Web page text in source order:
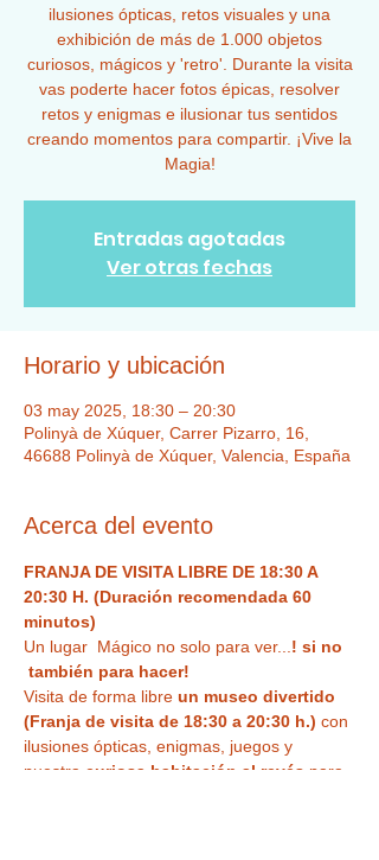
ilusiones ópticas, retos visuales y una
exhibición de más de 1.000 objetos
curiosos, mágicos y 'retro'. Durante la visita
vas poderte hacer fotos épicas, resolver
retos y enigmas e ilusionar tus sentidos
creando momentos para compartir. ¡Vive la
Magia!
Entradas agotadas
Ver otras fechas
Horario y ubicación
03 may 2025, 18:30 – 20:30
Polinyà de Xúquer, Carrer Pizarro, 16,
46688 Polinyà de Xúquer, Valencia, España
Acerca del evento
FRANJA DE VISITA LIBRE DE 18:30 A
20:30 H. (Duración recomendada 60
minutos)
Un lugar  Mágico no solo para ver... ! si no
también para hacer!
Visita de forma libre un museo divertido
(Franja de visita de 18:30 a 20:30 h.) con
ilusiones ópticas, enigmas, juegos y
nuestra curiosa habitación al revés para